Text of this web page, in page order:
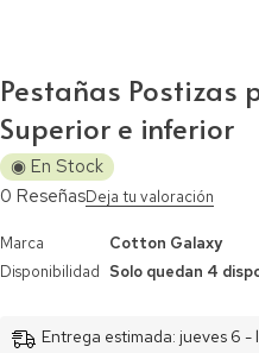
Pestañas Postizas
Superior e inferior
◉ En Stock
0 ReseñasDeja tu valoración
Marca
Cotton Galaxy
Disponibilidad Solo quedan 4
Entrega estimada: jueves 6 -